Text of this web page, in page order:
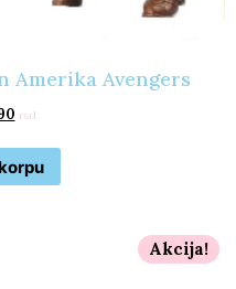
Amerika Avengers
rsd
Akcija!